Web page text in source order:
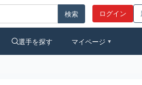
ログイン
選手を探す マイページ ▼